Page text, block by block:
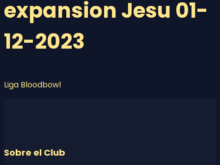
expansion Jesu 01-
12-2023
Liga Bloodbowl
Sobre el Club